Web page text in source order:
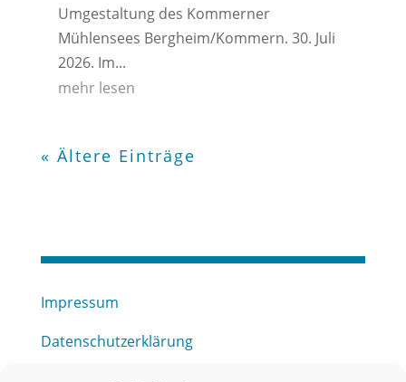
Umgestaltung des Kommerner
Mühlensees Bergheim/Kommern. 30. Juli
2026. Im...
mehr lesen
« Ältere Einträge
Impressum
Datenschutzerklärung